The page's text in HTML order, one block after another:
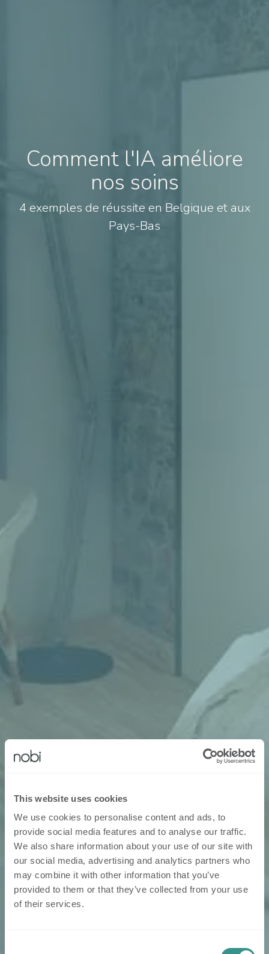
This website uses cookies
We use cookies to personalise content and ads, to
provide social media features and to analyse our traffic.
We also share information about your use of our site with
our social media, advertising and analytics partners who
may combine it with other information that you’ve
provided to them or that they’ve collected from your use
of their services.
Comment l'IA améliore
nos soins
4 exemples de réussite en Belgique et aux
Pays-Bas